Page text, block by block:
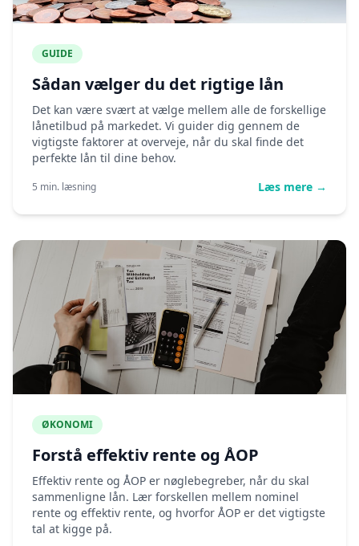
GUIDE
Sådan vælger du det rigtige lån
Det kan være svært at vælge mellem alle de forskellige
lånetilbud på markedet. Vi guider dig gennem de
vigtigste faktorer at overveje, når du skal finde det
perfekte lån til dine behov.
5 min. læsning Læs mere →
ØKONOMI
Forstå effektiv rente og ÅOP
Effektiv rente og ÅOP er nøglebegreber, når du skal
sammenligne lån. Lær forskellen mellem nominel
rente og effektiv rente, og hvorfor ÅOP er det vigtigste
tal at kigge på.